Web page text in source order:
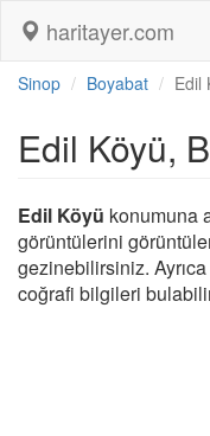
haritayer.com
Sinop Boyabat Edil
Edil Köyü,
Edil Köyü konumuna
görüntülerini
gezinebilirsiniz.
coğrafi bilgileri